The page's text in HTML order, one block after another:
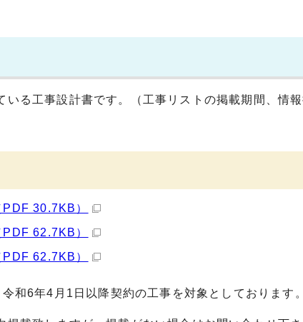
る工事設計書です。（工事リストの掲載期間、情
30.7KB）
62.7KB）
62.7KB）
和6年4月1日以降契約の工事を対象としております